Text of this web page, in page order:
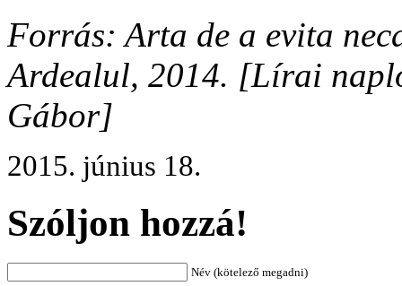
Forrás: Arta de a evita
Ardealul, 2014. [Lírai
Gábor]
2015. június 18.
Szóljon hozzá!
Név (kötelező megadni)